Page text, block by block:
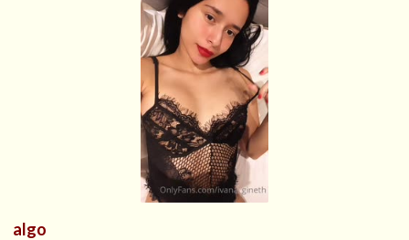
algo